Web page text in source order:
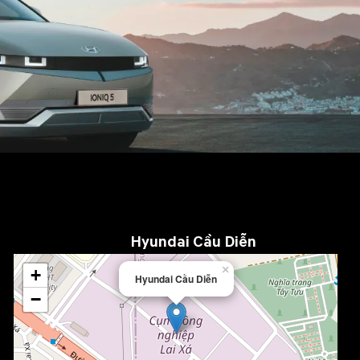
Hyundai Cầu Diễn
Hyundai Cầu Diễn
×
+
−